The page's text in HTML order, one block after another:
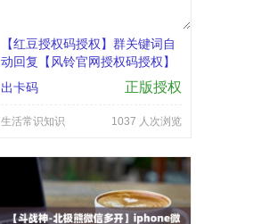
【红豆授权码授权】群关键词自
动回复【风铃官网授权码授权】
群关键词自动回复
出卡码 正版授权
生活常识知识 1037 人次浏览